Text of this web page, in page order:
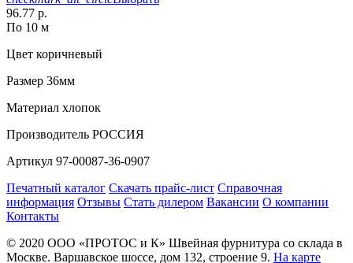
96.77 р.
По 10 м
Цвет коричневый
Размер 36мм
Материал хлопок
Производитель РОССИЯ
Артикул 97-00087-36-0907
Печатный каталог Скачать прайс-лист Справочная
информация Отзывы Стать дилером Вакансии О компании
Контакты
© 2020 ООО «ПРОТОС и К» Швейная фурнитура со склада в
Москве. Варшавское шоссе, дом 132, строение 9. На карте